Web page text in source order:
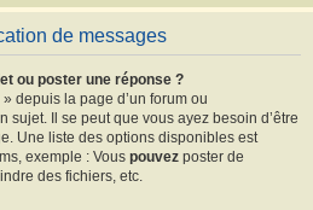
de messages
ou poster une réponse ?
depuis la page d’un forum ou
sujet. Il se peut que vous ayez besoin d’être
Une liste des options disponibles est
exemple : Vous pouvez poster de
des fichiers, etc.